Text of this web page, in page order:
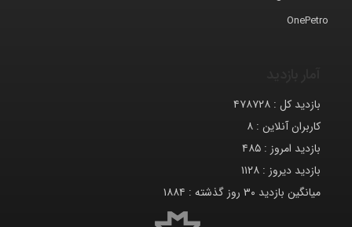
OnePetro
بازدید کل : ۴۷۸۷۲۸
کاربران آنلاین : ۸
بازدید امروز : ۴۸۵
بازدید دیروز : ۱۱۲۸
میانگین بازدید ۳۰ روز گذشته :
۱۸۸۴